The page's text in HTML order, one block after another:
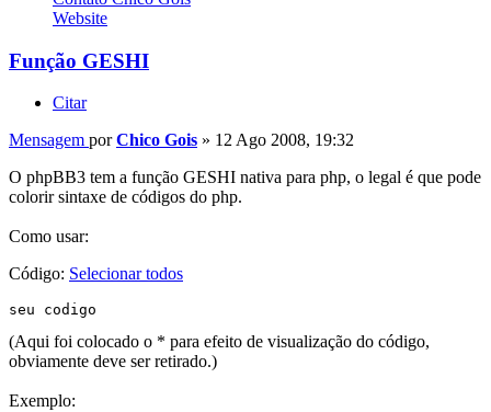
Website
Função GESHI
Citar
Mensagem porChico Gois » 12 Ago 2008, 19:32
O phpBB3 tem a função GESHI nativa para php, o legal é que pode
colorir sintaxe de códigos do php.
Como usar:
Código: Selecionar todos
seu codigo
(Aqui foi colocado o * para efeito de visualização do código,
obviamente deve ser retirado.)
Exemplo: